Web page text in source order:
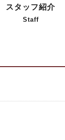
スタッフ紹介
Staff